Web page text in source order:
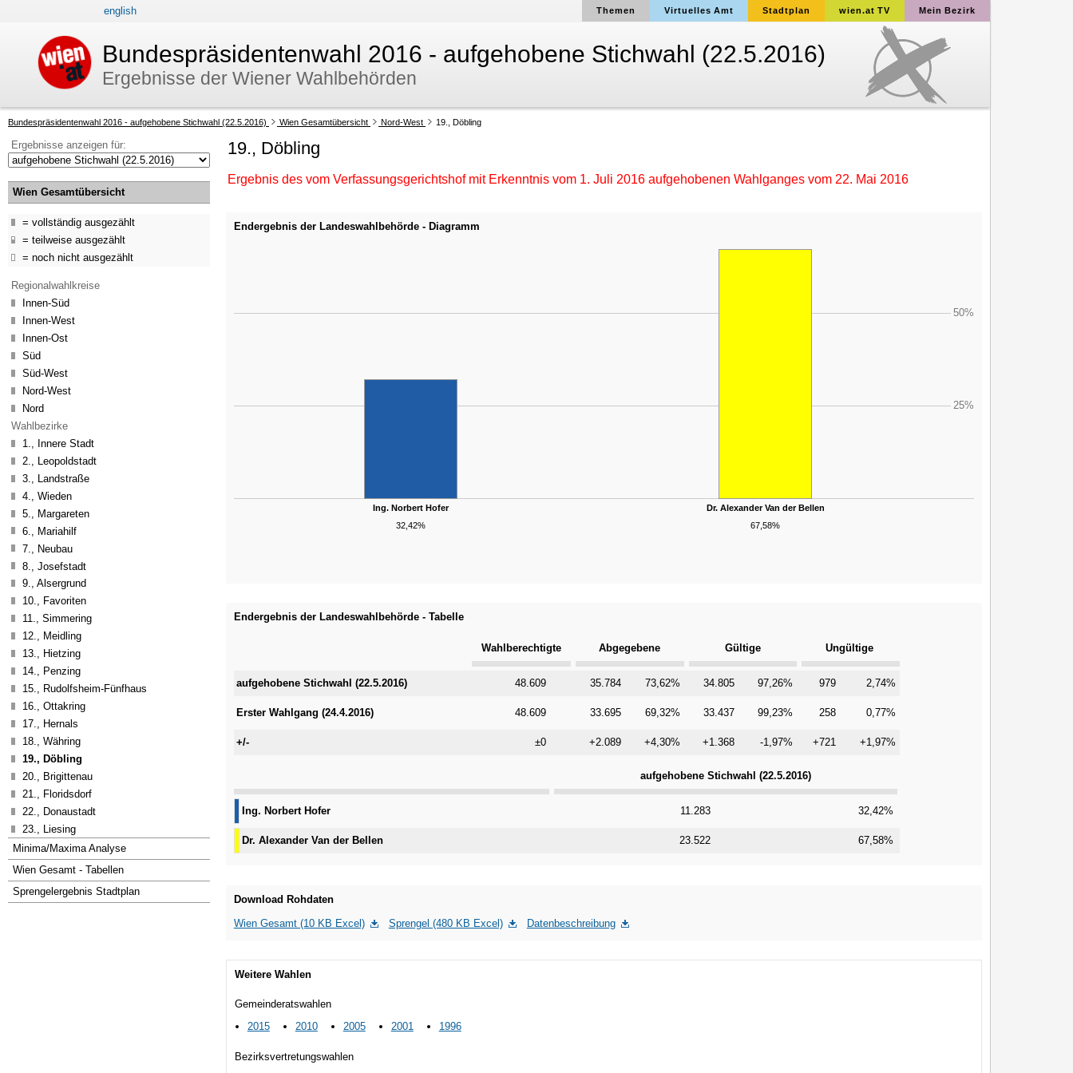
Bundespräsidentenwahl 2016 - aufgehobene Stichwahl (22.5.2016)
Ergebnisse der Wiener Wahlbehörden
english Themen Virtuelles Amt Stadtplan wien.at TV Mein Bezirk
Ihre
Position:
Bundespräsidentenwahl 2016 - aufgehobene Stichwahl (22.5.2016) Wien Gesamtübersicht Nord-West 19., Döbling
19., Döbling
Ergebnis des vom Verfassungsgerichtshof mit Erkenntnis vom 1. Juli 2016 aufgehobenen Wahlganges vom 22. Mai 2016
Endergebnis der Landeswahlbehörde - Diagramm
25%
50%
Ing. Norbert Hofer
32,42%
Dr. Alexander Van der Bellen
67,58%
Endergebnis der Landeswahlbehörde - Tabelle
Kategorie
Wahlberechtigte Abgegebene Gültige Ungültige
aufgehobene Stichwahl (22.5.2016) 48.609 35.784 73,62% 34.805 97,26% 979 2,74%
Erster Wahlgang (24.4.2016) 48.609 33.695 69,32% 33.437 99,23% 258 0,77%
+/- ±0 +2.089 +4,30% +1.368 -1,97% +721 +1,97%
aufgehobene Stichwahl (22.5.2016)
Ing. Norbert Hofer 11.283 32,42%
Dr. Alexander Van der Bellen 23.522 67,58%
Download Rohdaten
Wien Gesamt (10 KB Excel)
Sprengel (480 KB Excel) Datenbeschreibung
Weitere Wahlen
Gemeinderatswahlen
2015
2010 2005 2001 1996
Bezirksvertretungswahlen
Ergebnisse anzeigen für:
Wien Gesamtübersicht
vollständig ausgezählt
teilweise ausgezählt
noch nicht ausgezählt
Regionalwahlkreise
Innen-Süd
Innen-West
Innen-Ost
Süd
Süd-West
Nord-West
Nord
Wahlbezirke
1., Innere Stadt
2., Leopoldstadt
3., Landstraße
4., Wieden
5., Margareten
6., Mariahilf
7., Neubau
8., Josefstadt
9., Alsergrund
10., Favoriten
11., Simmering
12., Meidling
13., Hietzing
14., Penzing
15., Rudolfsheim-Fünfhaus
16., Ottakring
17., Hernals
18., Währing
19., Döbling
20., Brigittenau
21., Floridsdorf
22., Donaustadt
23., Liesing
Minima/Maxima Analyse
Wien Gesamt - Tabellen
Sprengelergebnis Stadtplan